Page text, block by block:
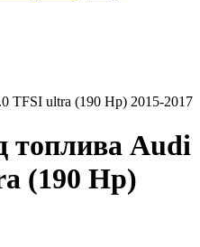
TFSI ultra (190 Hp) 2015-2017
топлива Audi
(190 Hp)